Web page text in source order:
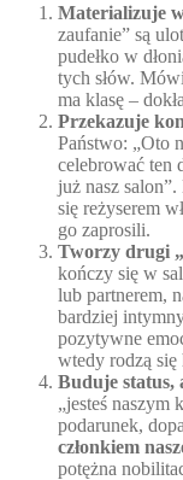
Materializuje
zaufanie” są
pudełko w
tych słów.
ma klasę –
Przekazuje
Państwo: „Oto
celebrować ten
już nasz
się reżyserem
go zaprosili.
Tworzy drugi
kończy się w
lub partnerem,
bardziej
pozytywne
wtedy rodzą się
Buduje status,
„jesteś naszym
podarunek,
członkiem
potężna